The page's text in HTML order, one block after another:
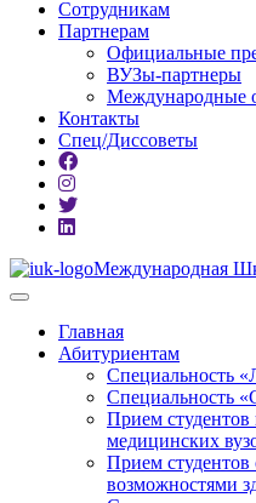
Сотрудникам
Партнерам
Официальные
ВУЗы-партнеры
Международные
Контакты
Спец/Диссоветы
Международная
Главная
Абитуриентам
Специальность
Специальность
Прием студентов
медицинских
Прием
возможностями